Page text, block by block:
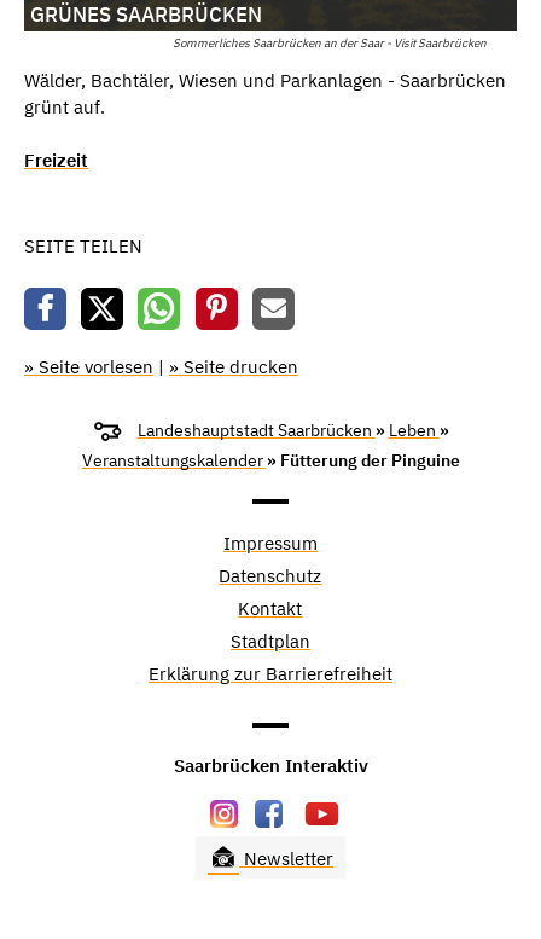
Sommerliches Saarbrücken an der Saar - Visit Saarbrücken
GRÜNES SAARBRÜCKEN
Wälder, Bachtäler, Wiesen und Parkanlagen - Saarbrücken
grünt auf.
Freizeit
SEITE TEILEN
» Seite vorlesen | » Seite drucken
Landeshauptstadt Saarbrücken » Leben »
Veranstaltungskalender » Fütterung der Pinguine
Impressum
Datenschutz
Kontakt
Stadtplan
Erklärung zur Barrierefreiheit
Saarbrücken Interaktiv
Newsletter